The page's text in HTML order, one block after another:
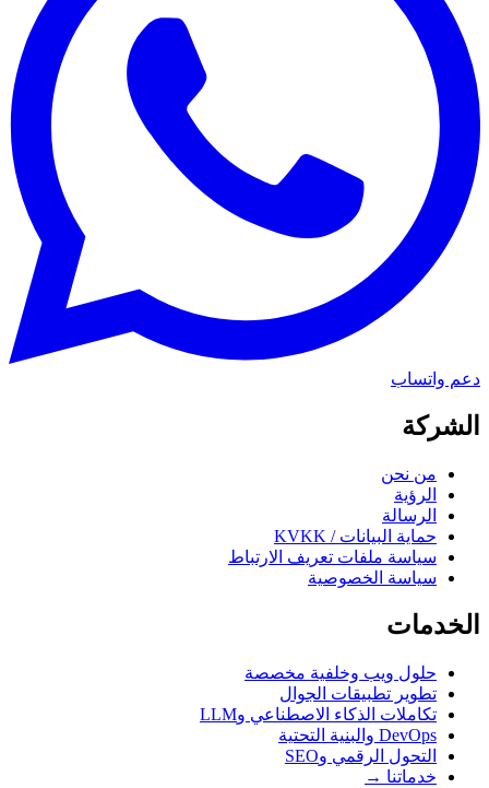
دعم واتساب
الشركة
من نحن
الرؤية
الرسالة
حماية البيانات / KVKK
سياسة ملفات تعريف الارتباط
سياسة الخصوصية
الخدمات
حلول ويب وخلفية مخصصة
تطوير تطبيقات الجوال
تكاملات الذكاء الاصطناعي وLLM
DevOps والبنية التحتية
التحول الرقمي وSEO
خدماتنا →